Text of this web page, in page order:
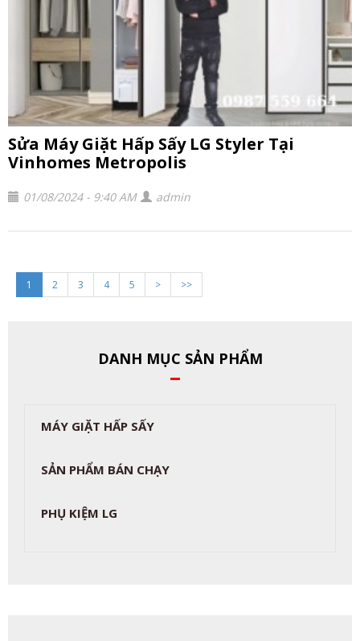
Sửa Máy Giặt Hấp Sấy LG Styler Tại
Vinhomes Metropolis
01/08/2024 - 9:40 AM admin
1 2 3 4 5 > >>
DANH MỤC SẢN PHẨM
MÁY GIẶT HẤP SẤY
SẢN PHẨM BÁN CHẠY
PHỤ KIỆM LG